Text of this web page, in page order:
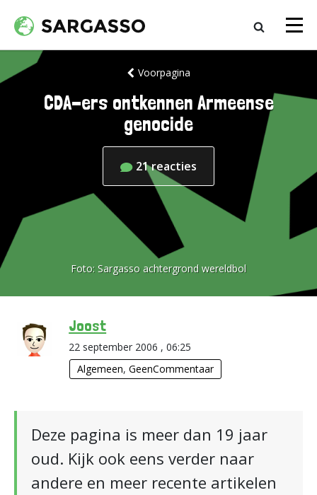
Voorpagina
CDA-ers ontkennen Armeense
genocide
21reacties
Foto: Sargasso achtergrond wereldbol
Joost
22 september 2006 , 06:25
Algemeen,GeenCommentaar
Deze pagina is meer dan 19 jaar
oud. Kijk ook eens verder naar
andere en meer recente artikelen